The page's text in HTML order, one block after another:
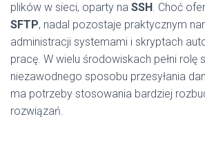
plików w sieci, oparty na SSH. Choć
SFTP, nadal pozostaje praktycznym
administracji systemami i skryptach
pracę. W wielu środowiskach pełni rolę
niezawodnego sposobu przesyłania
ma potrzeby stosowania bardziej
rozwiązań.